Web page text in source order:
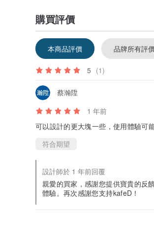
購買評價
本商品評價 品牌所有評
5 (1)
蔡瀚陞
1 年前
可以設計的更大塊一些，使用體驗可
符合期望
設計師於 1 年前回覆
親愛的買家，感謝您提供寶貴的反
體驗。再次感謝您支持kafeD！